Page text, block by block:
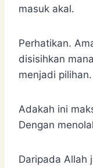
masuk akal.
Perhatikan.
disisihkan
menjadi pilihan.
Adakah ini
Dengan
Daripada Allah